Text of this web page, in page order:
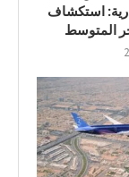
استكشاف
المتوسط